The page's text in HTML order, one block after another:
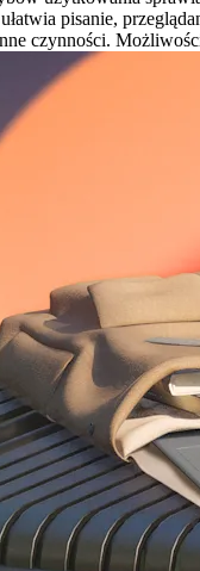
pisanie,
czynności.